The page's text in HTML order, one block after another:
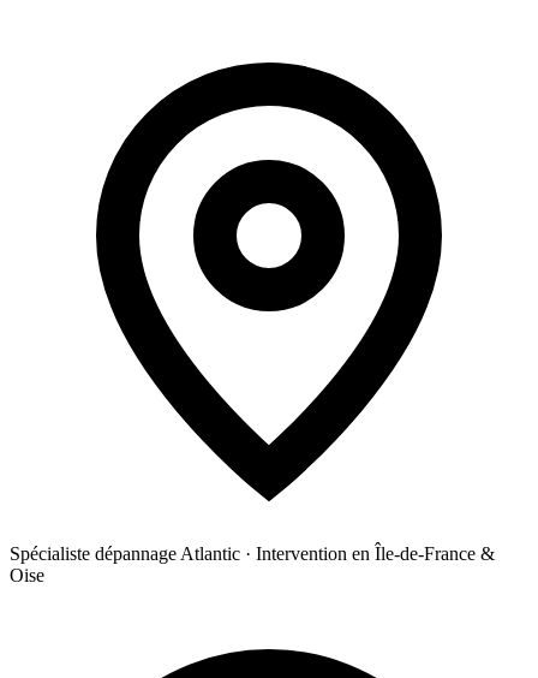
Spécialiste dépannage Atlantic · Intervention en Île-de-France &
Oise